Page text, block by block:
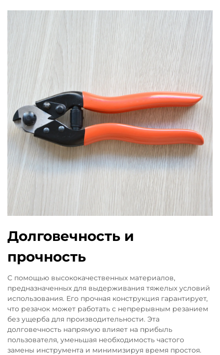
Долговечность и
прочность
С помощью высококачественных материалов,
предназначенных для выдерживания тяжелых условий
использования. Его прочная конструкция гарантирует,
что резачок может работать с непрерывным резанием
без ущерба для производительности. Эта
долговечность напрямую влияет на прибыль
пользователя, уменьшая необходимость частого
замены инструмента и минимизируя время простоя.